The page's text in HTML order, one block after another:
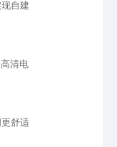
自建
清电
舒适